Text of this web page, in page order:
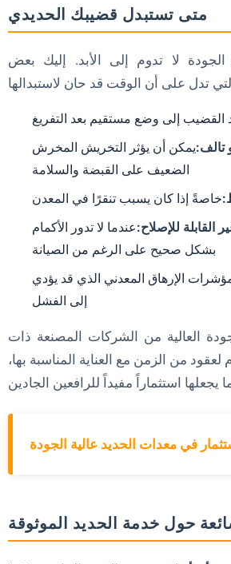
متى تستبدل قضيبك الحديدي
لا تدوم إلى الأبد. إليك بعض
القضيب إلى وضع مستقيم بعد التفريغ
تالف:يمكن أن يؤثر التخريش المخرش
الضعيف على القبضة والسلامة
خاصةً إذا كان يسبب تنقرًا في المعدن
القابلة للإصلاح:عندما لا تدور الأكمام
بشكل صحيح على الرغم من الصيانة
الإرهاق المعدني الذي قد يؤدي
إلى الفشل
العالية من الشركات المصنعة ذات
لعقود من الزمن مع العناية المناسبة بها،
في معدات الحديد عالية الجودة
حول خدمة الحديد الموثوقة